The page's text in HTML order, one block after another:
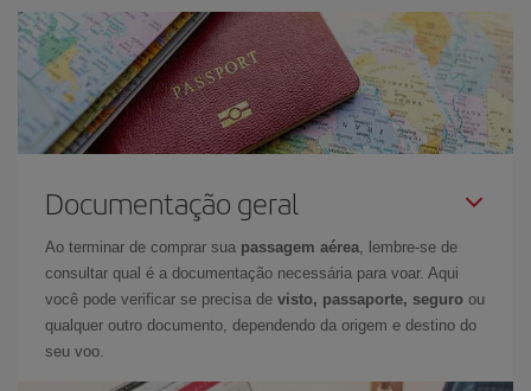
Documentação geral
Ao terminar de comprar sua passagem aérea , lembre-se de
consultar qual é a documentação necessária para voar. Aqui
você pode verificar se precisa de visto, passaporte, seguro ou
qualquer outro documento, dependendo da origem e destino do
seu voo.